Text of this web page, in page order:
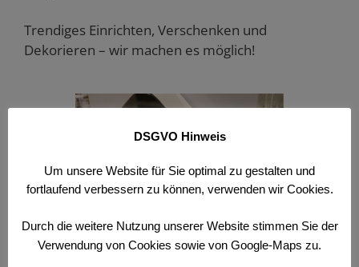
Trendiges Einrichten, Verschenken und
Dekorieren – wir machen es möglich!
DSGVO Hinweis
Um unsere Website für Sie optimal zu gestalten und
fortlaufend verbessern zu können, verwenden wir Cookies.
Durch die weitere Nutzung unserer Website stimmen Sie der
Verwendung von Cookies sowie von Google-Maps zu.